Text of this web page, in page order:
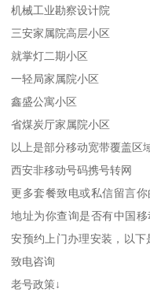
机械工业勘察设计院
三安家属院高层小区
就掌灯二期小区
一轻局家属院小区
鑫盛公寓小区
省煤炭厅家属院小区
以上是部分移动宽带覆盖区
西安非移动号码携号转网
更多套餐致电或私信留言
地址为你查询是否有中国
安预约上门办理安装，以
致电咨询
老号政策↓